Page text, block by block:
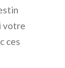
votre
ces